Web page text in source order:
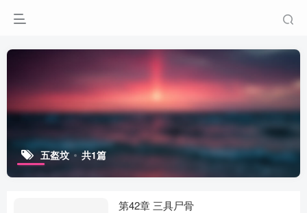
五盔坟 共1篇
第42章 三具尸骨